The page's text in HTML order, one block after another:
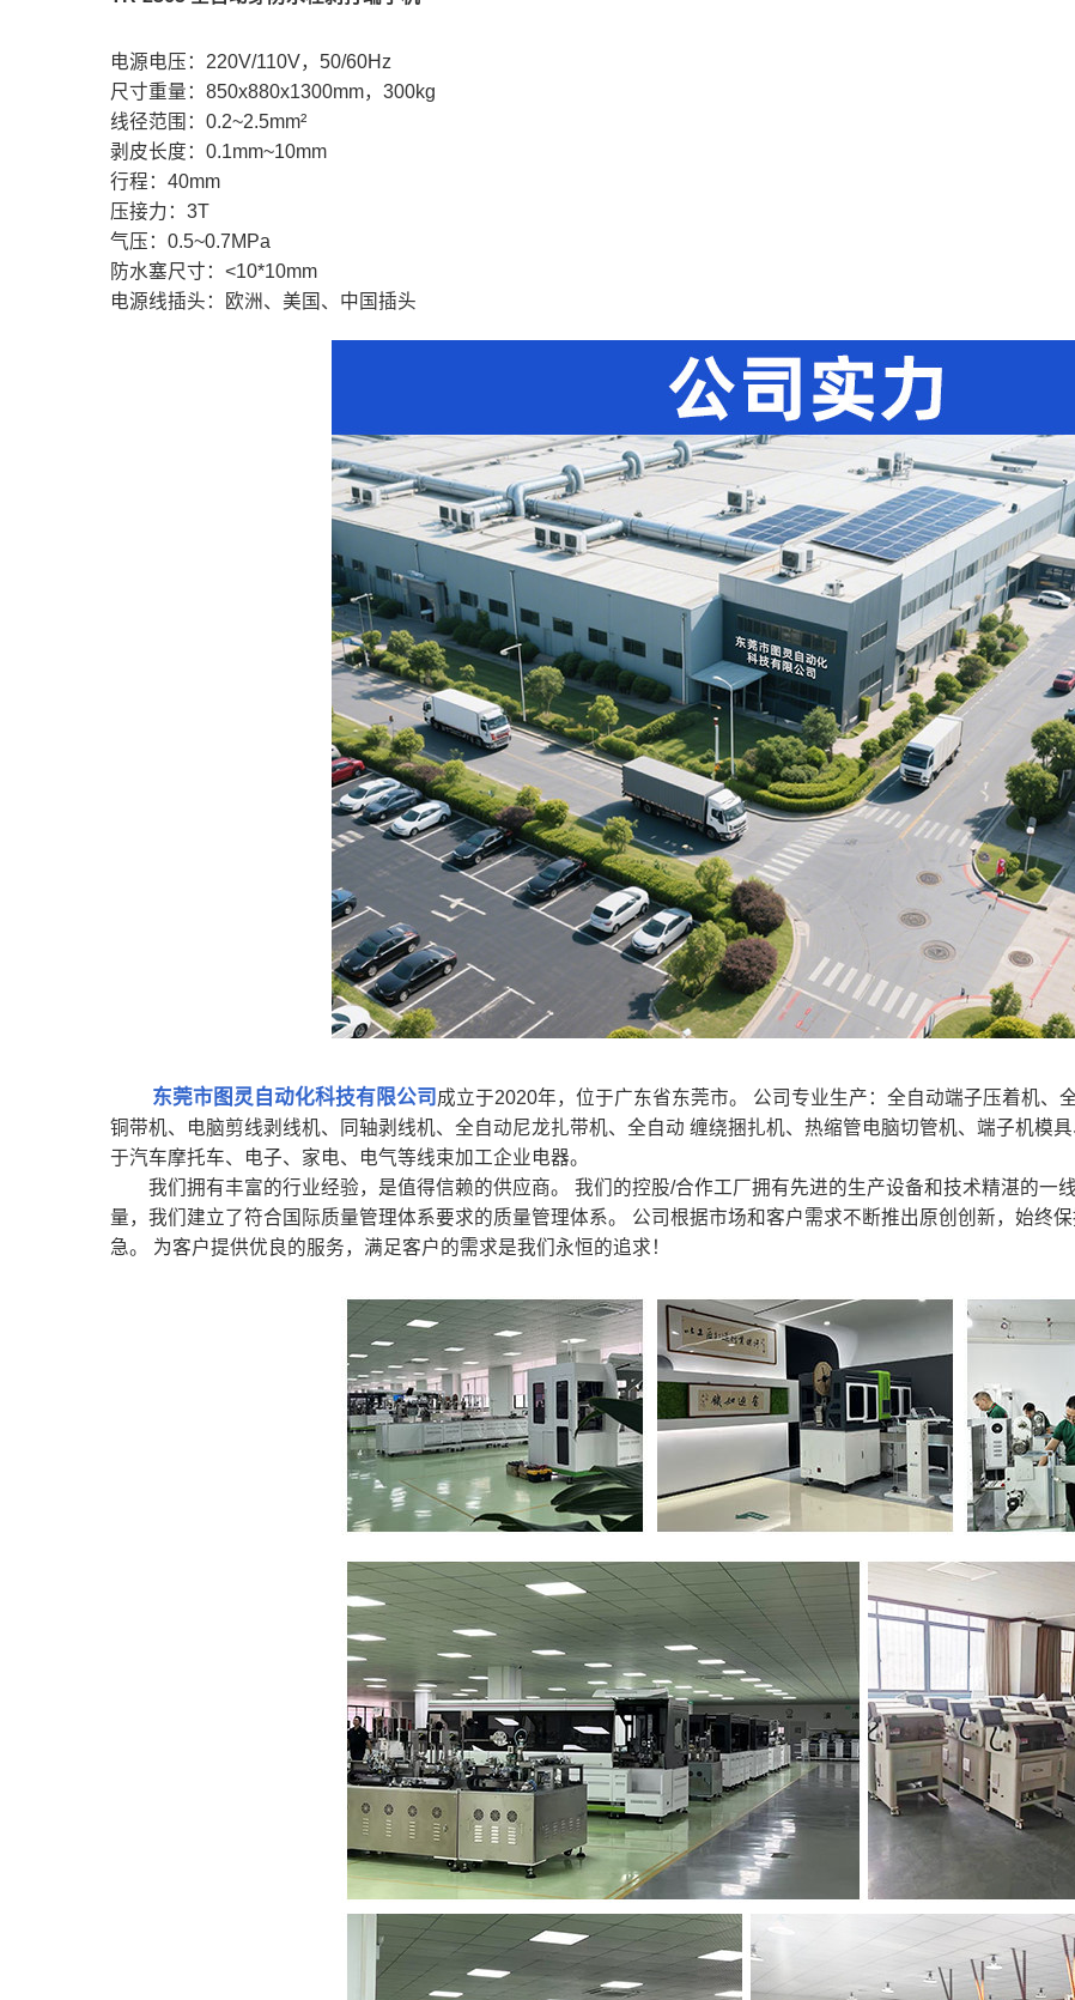
电源电压：220V/110V，50/60Hz
尺寸重量：850x880x1300mm，300kg
线径范围：0.2~2.5mm²
剥皮长度：0.1mm~10mm
行程：40mm
压接力：3T
气压：0.5~0.7MPa
防水塞尺寸：<10*10mm
电源线插头：欧洲、美国、中国插头
东莞市图灵自动化科技有限公司 成立于2020年，位于广东省东莞市。 公司专业生产：全自动端子压着机、
铜带机、电脑剪线剥线机、同轴剥线机、全自动尼龙扎带机、全自动 缠绕捆扎机、热缩管电脑切管机、端子机模
于汽车摩托车、电子、家电、电气等线束加工企业电器。
我们拥有丰富的行业经验，是值得信赖的供应商。 我们的控股/合作工厂拥有先进的生产设备和技术精湛的一
量，我们建立了符合国际质量管理体系要求的质量管理体系。 公司根据市场和客户需求不断推出原创创新，始终
急。 为客户提供优良的服务，满足客户的需求是我们永恒的追求！